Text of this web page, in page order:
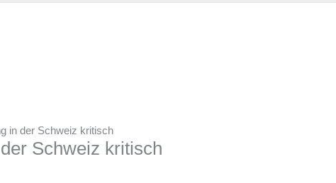
in der Schweiz kritisch
Schweiz kritisch